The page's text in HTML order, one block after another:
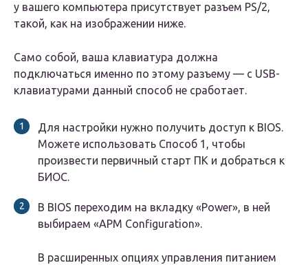
у вашего компьютера присутствует разъем PS/2,
такой, как на изображении ниже.
Само собой, ваша клавиатура должна
подключаться именно по этому разъему — с USB-
клавиатурами данный способ не сработает.
Для настройки нужно получить доступ к BIOS.
Можете использовать Способ 1, чтобы
произвести первичный старт ПК и добраться к
БИОС.
В BIOS переходим на вкладку «Power», в ней
выбираем «APM Configuration».
В расширенных опциях управления питанием